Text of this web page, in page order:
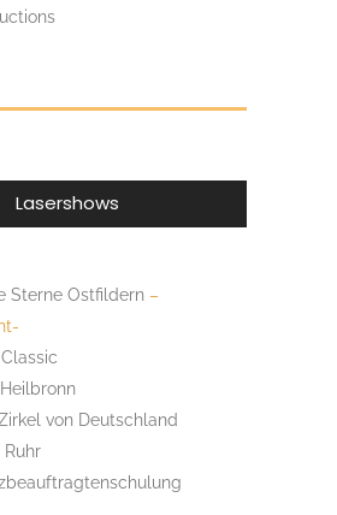
Lasershows
Sterne Ostfildern –
von Deutschland
Ruhr